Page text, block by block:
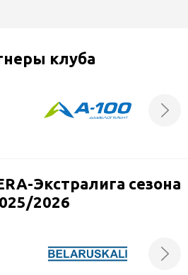
клуба
Экстралига сезона
2026